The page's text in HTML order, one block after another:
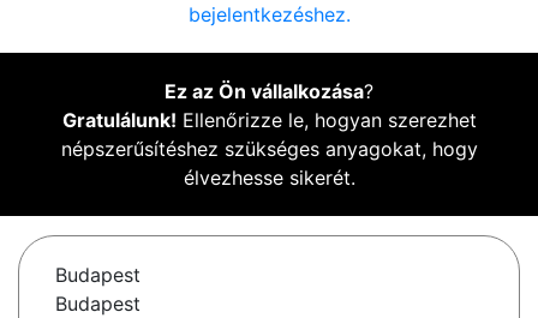
bejelentkezéshez.
Ez az Ön vállalkozása?
Gratulálunk! Ellenőrizze le, hogyan szerezhet
népszerűsítéshez szükséges anyagokat, hogy
élvezhesse sikerét.
Budapest
Budapest